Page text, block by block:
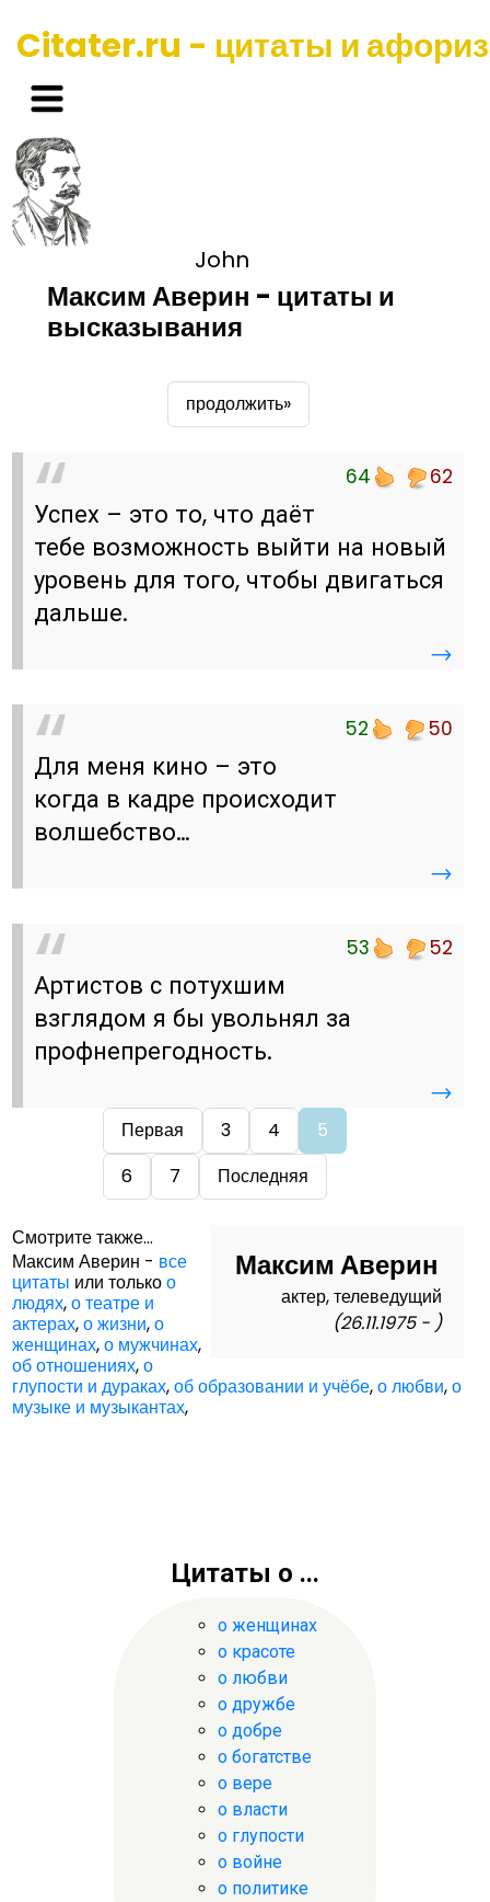
Citater.ru - цитаты и
John
Максим Аверин - цитаты и
высказывания
продолжить»
64 62
Успех – это то, что даёт
тебе возможность выйти на новый
уровень для того, чтобы двигаться
дальше.
→
52 50
Для меня кино – это
когда в кадре происходит
волшебство…
→
53 52
Артистов с потухшим
взглядом я бы увольнял за
профнепрегодность.
→
Первая 3 4
5
6
7 Последняя
Максим Аверин
актер, телеведущий
(26.11.1975 - )
Смотрите также...
Максим Аверин - все
цитаты или толькоо
людях,о театре и
актерах,о жизни,о
женщинах,о мужчинах,
об отношениях,о
глупости и дураках,об образовании и учёбе,о любви,о
музыке и музыкантах,
Цитаты о ...
о женщинах
о красоте
о любви
о дружбе
о добре
о богатстве
о вере
о власти
о глупости
о войне
о политике